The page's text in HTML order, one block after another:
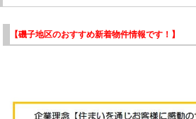
【磯子地区のおすすめ新着物件情報です！】